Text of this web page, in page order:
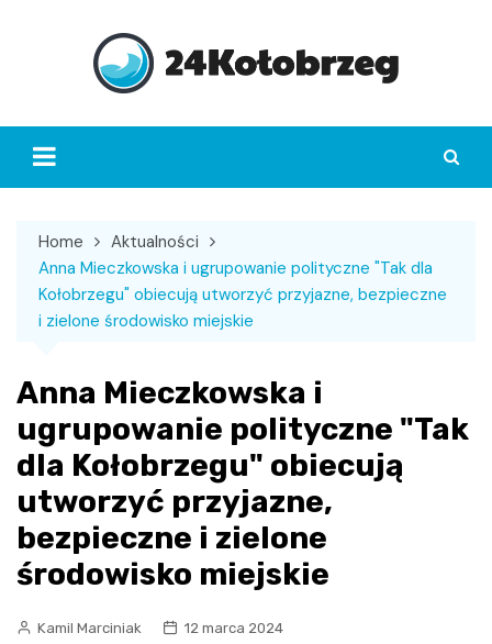
Home
Aktualności
Anna Mieczkowska i ugrupowanie polityczne "Tak dla
Kołobrzegu" obiecują utworzyć przyjazne, bezpieczne
i zielone środowisko miejskie
Anna Mieczkowska i
ugrupowanie polityczne "Tak
dla Kołobrzegu" obiecują
utworzyć przyjazne,
bezpieczne i zielone
środowisko miejskie
Kamil Marciniak
12 marca 2024